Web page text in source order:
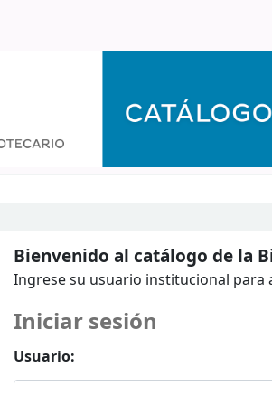
Bienvenido al catálogo de la
Ingrese su usuario institucional para
Iniciar sesión
Usuario: